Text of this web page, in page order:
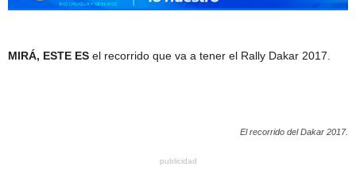
MIRÁ, ESTE ES el recorrido que va a tener el Rally Dakar 2017.
El recorrido del Dakar 2017.
publicidad